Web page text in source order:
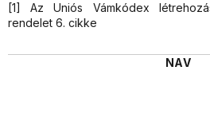
[1] Az Uniós Vámkódex
rendelet 6. cikke
NAV